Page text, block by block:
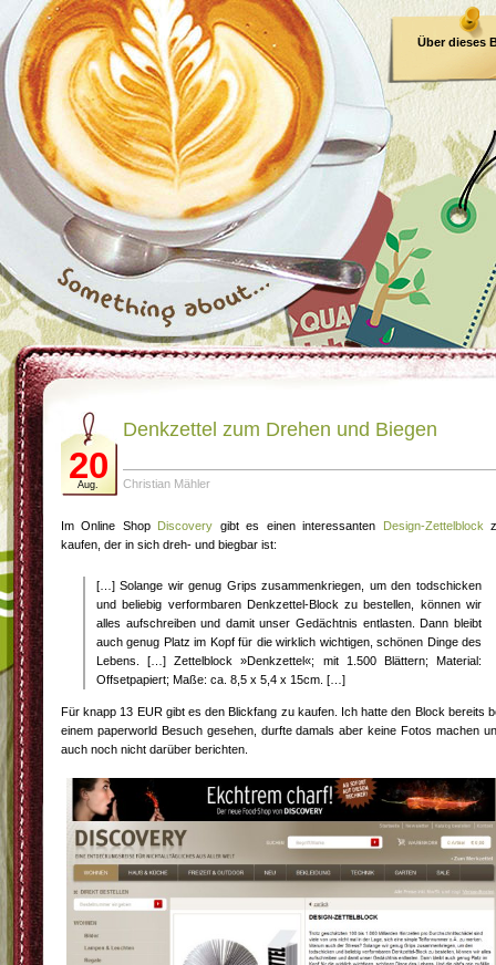
Über dieses
20
Aug.
Denkzettel zum Drehen und Biegen
Christian Mähler
Im Online Shop Discovery gibt es einen interessanten Design-Zettelblock
kaufen, der in sich dreh- und biegbar ist:
[…] Solange wir genug Grips zusammenkriegen, um den todschicken
und beliebig verformbaren Denkzettel-Block zu bestellen, können wir
alles aufschreiben und damit unser Gedächtnis entlasten. Dann bleibt
auch genug Platz im Kopf für die wirklich wichtigen, schönen Dinge des
Lebens. […] Zettelblock »Denkzettel«; mit 1.500 Blättern; Material:
Offsetpapiert; Maße: ca. 8,5 x 5,4 x 15cm. […]
Für knapp 13 EUR gibt es den Blickfang zu kaufen. Ich hatte den Block bereits
einem paperworld Besuch gesehen, durfte damals aber keine Fotos machen
auch noch nicht darüber berichten.